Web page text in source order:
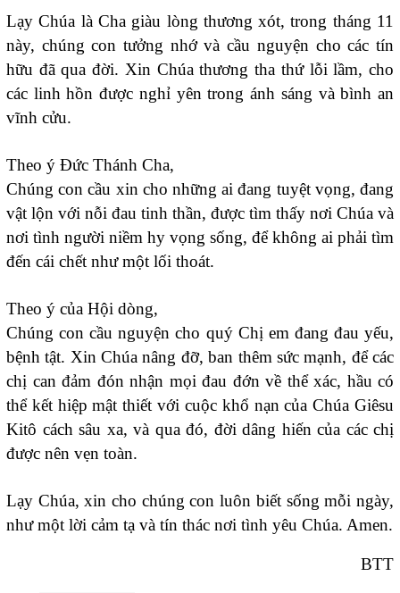
Lạy Chúa là Cha giàu lòng thương xót, trong tháng 11
này, chúng con tưởng nhớ và cầu nguyện cho các tín
hữu đã qua đời. Xin Chúa thương tha thứ lỗi lầm, cho
các linh hồn được nghỉ yên trong ánh sáng và bình an
vĩnh cửu.
Theo ý Đức Thánh Cha,
Chúng con cầu xin cho những ai đang tuyệt vọng, đang
vật lộn với nỗi đau tinh thần, được tìm thấy nơi Chúa và
nơi tình người niềm hy vọng sống, để không ai phải tìm
đến cái chết như một lối thoát.
Theo ý của Hội dòng,
Chúng con cầu nguyện cho quý Chị em đang đau yếu,
bệnh tật. Xin Chúa nâng đỡ, ban thêm sức mạnh, để các
chị can đảm đón nhận mọi đau đớn về thể xác, hầu có
thể kết hiệp mật thiết với cuộc khổ nạn của Chúa Giêsu
Kitô cách sâu xa, và qua đó, đời dâng hiến của các chị
được nên vẹn toàn.
Lạy Chúa, xin cho chúng con luôn biết sống mỗi ngày,
như một lời cảm tạ và tín thác nơi tình yêu Chúa. Amen.
BTT